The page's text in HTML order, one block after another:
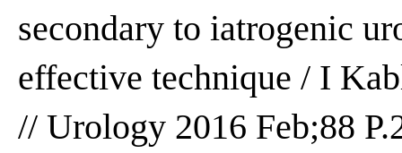
secondary to iatrogenic
effective technique / I
// Urology 2016 Feb;88